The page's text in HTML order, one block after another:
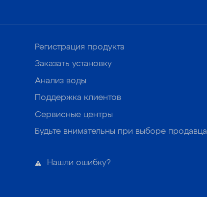
Регистрация продукта
Заказать установку
Анализ воды
Поддержка клиентов
Сервисные центры
Будьте внимательны при выборе продавца
Нашли ошибку?